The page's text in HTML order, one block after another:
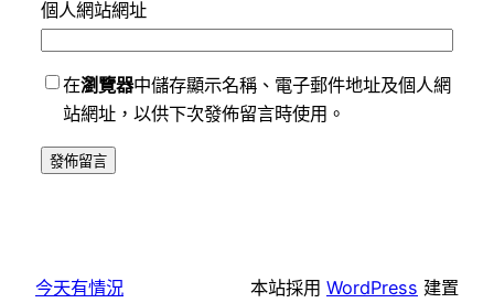
個人網站網址
在瀏覽器中儲存顯示名稱、電子郵件地址及個人網
站網址，以供下次發佈留言時使用。
今天有情況 本站採用 WordPress 建置